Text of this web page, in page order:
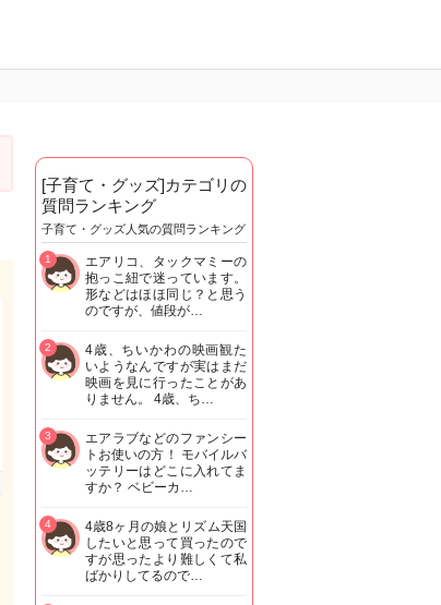
[子育て・グッズ]カテゴリの
質問ランキング
子育て・グッズ人気の質問ランキング
エアリコ、タックマミーの
抱っこ紐で迷っています。
形などはほほ同じ？と思う
のですが、値段が…
1
4歳、ちいかわの映画観た
いようなんですが実はまだ
映画を見に行ったことがあ
りません。 4歳、ち…
2
エアラブなどのファンシー
トお使いの方！ モバイルバ
ッテリーはどこに入れてま
すか？ ベビーカ…
3
4歳8ヶ月の娘とリズム天国
したいと思って買ったので
すが思ったより難しくて私
ばかりしてるので…
4